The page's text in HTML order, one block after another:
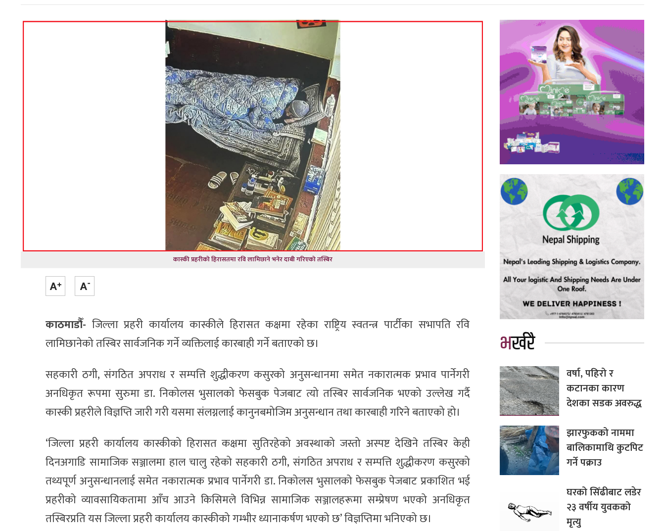
कास्की प्रहरीको हिरासतमा रवि लामिछाने भनेर दाबी गरिएको तस्बिर
काठमाडौँ- जिल्ला प्रहरी कार्यालय कास्कीले हिरासत कक्षमा रहेका राष्ट्रिय स्वतन्त्र पार्टीका सभापति रवि
लामिछानेको तस्बिर सार्वजनिक गर्ने व्यक्तिलाई कारबाही गर्ने बताएको छ।
सहकारी ठगी, संगठित अपराध र सम्पत्ति शुद्धीकरण कसुरको अनुसन्धानमा समेत नकारात्मक प्रभाव पार्नेगरी
अनधिकृत रूपमा सुरुमा डा. निकोलस भुसालको फेसबुक पेजबाट त्यो तस्बिर सार्वजनिक भएको उल्लेख गर्दै
कास्की प्रहरीले विज्ञप्ति जारी गरी यसमा संलग्नलाई कानुनबमोजिम अनुसन्धान तथा कारबाही गरिने बताएको हो।
‘जिल्ला प्रहरी कार्यालय कास्कीको हिरासत कक्षमा सुतिरहेको अवस्थाको जस्तो अस्पष्ट देखिने तस्बिर केही
दिनअगाडि सामाजिक सञ्जालमा हाल चालु रहेको सहकारी ठगी, संगठित अपराध र सम्पत्ति शुद्धीकरण कसुरको
तथ्यपूर्ण अनुसन्धानलाई समेत नकारात्मक प्रभाव पार्नेगरी डा. निकोलस भुसालको फेसबुक पेजबाट प्रकाशित भई
प्रहरीको व्यावसायिकतामा आँच आउने किसिमले विभिन्न सामाजिक सञ्जालहरूमा सम्प्रेषण भएको अनधिकृत
तस्बिरप्रति यस जिल्ला प्रहरी कार्यालय कास्कीको गम्भीर ध्यानाकर्षण भएको छ’ विज्ञप्तिमा भनिएको छ।
भर्खरै
वर्षा, पहिरो र
कटानका कारण
देशका सडक अवरुद्ध
झारफुकको नाममा
बालिकामाथि कुटपिट
गर्ने पक्राउ
घरको सिँढीबाट लडेर
२३ वर्षीय युवकको
मृत्यु